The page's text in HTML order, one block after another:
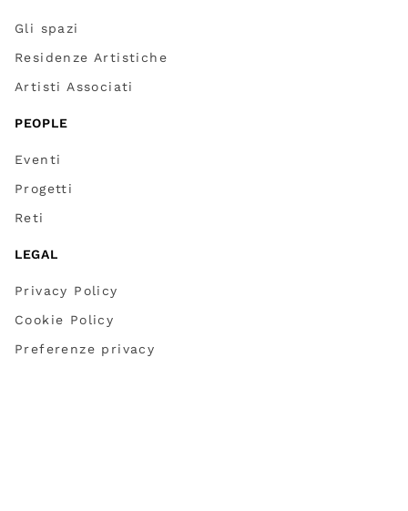
Gli spazi
Residenze Artistiche
Artisti Associati
PEOPLE
Eventi
Progetti
Reti
LEGAL
Privacy Policy
Cookie Policy
Preferenze privacy